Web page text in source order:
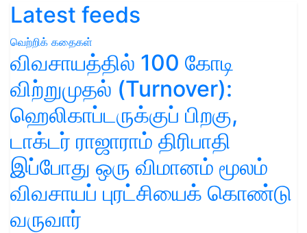
Latest feeds
வெற்றிக் கதைகள்
விவசாயத்தில் 100 கோடி
விற்றுமுதல் (Turnover):
ஹெலிகாப்டருக்குப் பிறகு,
டாக்டர் ராஜாராம் திரிபாதி
இப்போது ஒரு விமானம் மூலம்
விவசாயப் புரட்சியைக் கொண்டு
வருவார்